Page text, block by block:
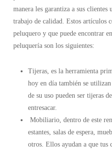
manera les garantiza a sus clientes
trabajo de calidad. Estos artículos
peluquero y que puede encontrar
peluquería son los siguientes:
Tijeras, es la herramienta
hoy en día también se
de su uso pueden ser tijeras
entresacar.
Mobiliario, dentro de este
estantes, salas de espera,
otros. Ellos ayudan a que tus